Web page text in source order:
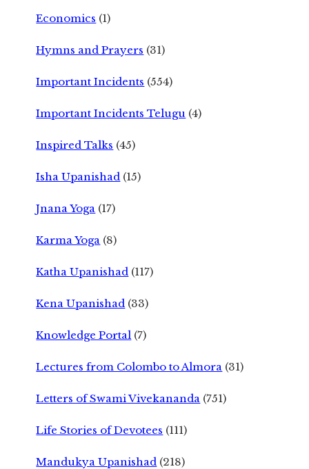
Economics (1)
Hymns and Prayers (31)
Important Incidents (554)
Important Incidents Telugu (4)
Inspired Talks (45)
Isha Upanishad (15)
Jnana Yoga (17)
Karma Yoga (8)
Katha Upanishad (117)
Kena Upanishad (33)
Knowledge Portal (7)
Lectures from Colombo to Almora (31)
Letters of Swami Vivekananda (751)
Life Stories of Devotees (111)
Mandukya Upanishad (218)